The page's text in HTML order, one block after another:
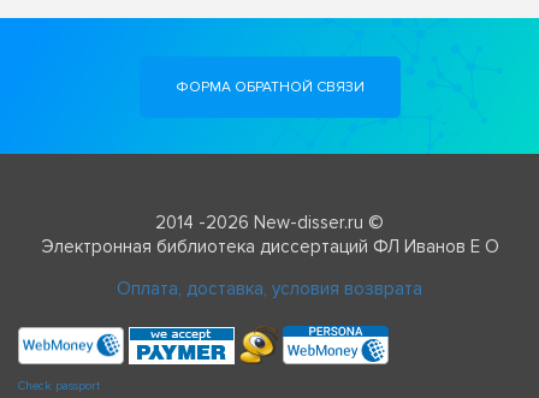
ФОРМА ОБРАТНОЙ СВЯЗИ
2014 -2026 New-disser.ru ©
Электронная библиотека диссертаций ФЛ Иванов Е О
Оплата, доставка, условия возврата
Check passport